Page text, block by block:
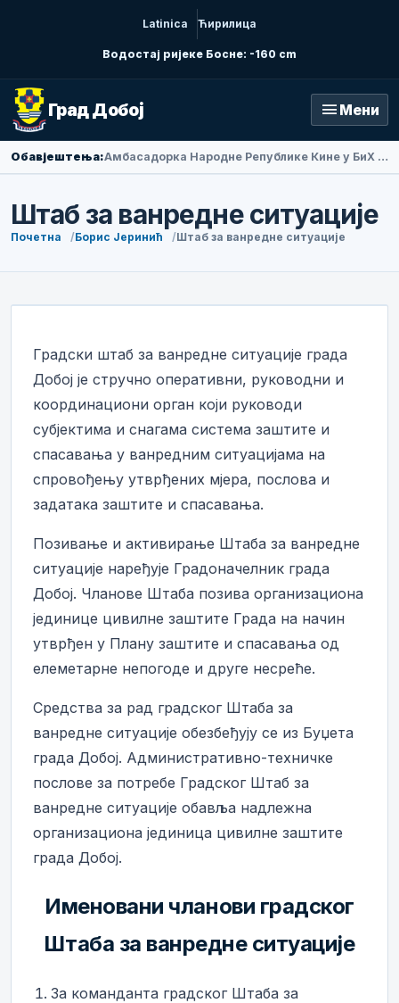
Latinica Ћирилица
Водостај ријеке Босне: -160 cm
Град Добој menu Мени
Обавјештења: Амбасадорка Народне Републике Кине у БиХ Ли Фан посјетила Добој
Штаб за ванредне ситуације
Почетна Борис Јеринић Штаб за ванредне ситуације
Градски штаб за ванредне ситуације града
Добој је стручно оперативни, руководни и
координациони орган који руководи
субјектима и снагама система заштите и
спасавања у ванредним ситуацијама на
спровођењу утврђених мјера, послова и
задатака заштите и спасавања.
Позивање и активирање Штаба за ванредне
ситуације наређује Градоначелник града
Добој. Чланове Штаба позива организациона
јединице цивилне заштите Града на начин
утврђен у Плану заштите и спасавања од
елеметарне непогоде и друге несреће.
Средства за рад градског Штаба за
ванредне ситуације обезбеђују се из Буџета
града Добој. Административно-техничке
послове за потребе Градског Штаб за
ванредне ситуације обавља надлежна
организациона јединица цивилне заштите
града Добој.
Именовани чланови градског
Штаба за ванредне ситуације
За команданта градског Штаба за